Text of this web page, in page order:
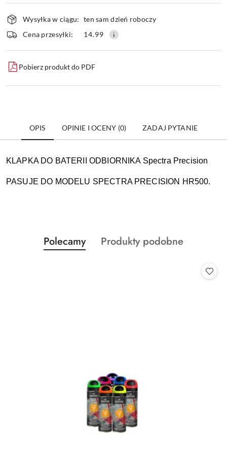
Wyślij
Dostępność
i
dostawa
Wysyłka w ciągu: ten sam dzień roboczy
Cena przesyłki:
14.99
Pobierz produkt do PDF
OPIS OPINIE I OCENY (0) ZADAJ PYTANIE
KLAPKA DO BATERII ODBIORNIKA Spectra Precision
PASUJE DO MODELU SPECTRA PRECISION HR500.
Pomiń karuzelę produktów
Produkty
o
Polecamy
Produkty
Produkty podobne